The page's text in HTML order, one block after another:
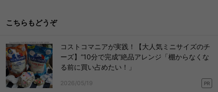
こちらもどうぞ
コストコマニアが実践！【大人気ミニサイズのチ
ーズ】“10分で完成”絶品アレンジ「棚からなくな
る前に買い占めたい！」
2026/05/19 PR